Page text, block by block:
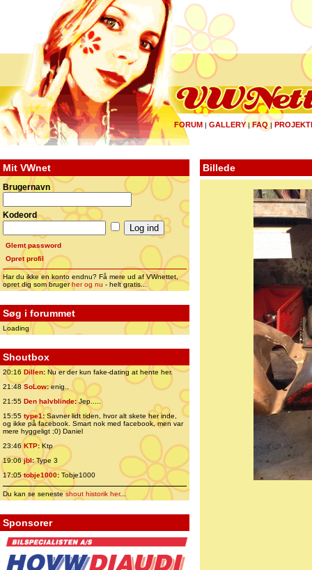
FORUM | GALLERY|FAQ |
Mit VWnet
Brugernavn
Kodeord
Glemt password
Opret profil
Har du ikke en konto endnu? Få mere ud af VWnettet,
opret dig som brugerher og nu - helt gratis...
Søg i forummet
Loading
Shoutbox
20:16 Dillen: Nu er der kun fake-dating at hente her.
21:48 SoLow:enig..
21:55 Den halvblinde:Jep.....
15:55 type1:Savner lidt tiden, hvor alt skete her inde,
og ikke på facebook. Smart nok med facebook, men var
mere hyggeligt ;0) Daniel
23:46 KTP:Ktp
19:06jbl:Type 3
17:05tobje1000: Tobje1000
Du kan se senesteshout historik her...
Sponsorer
Billede